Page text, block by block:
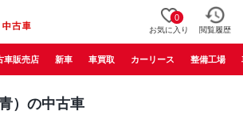
0
お気に入り 閲覧履歴
車販売店 新車 車買取 カーリース 整備工場
）の中古車